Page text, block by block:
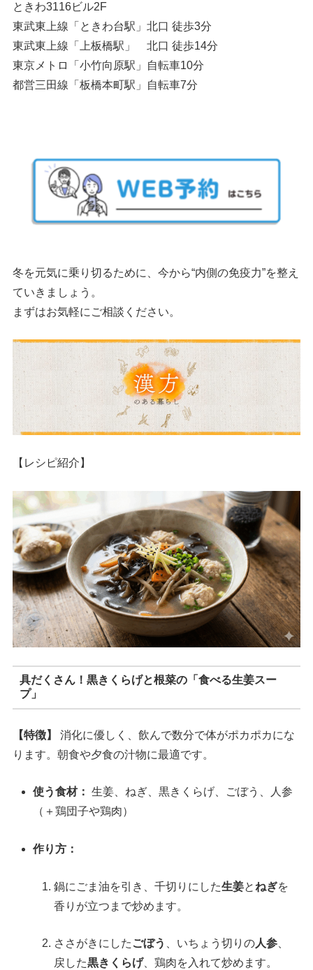
ときわ3116ビル2F
東武東上線「ときわ台駅」北口 徒歩3分
東武東上線「上板橋駅」 北口 徒歩14分
東京メトロ「小竹向原駅」自転車10分
都営三田線「板橋本町駅」自転車7分
冬を元気に乗り切るために、今から“内側の免疫力”を整え
ていきましょう。
まずはお気軽にご相談ください。
【レシピ紹介】
具だくさん！黒きくらげと根菜の「食べる生姜スー
プ」
【特徴】
消化に優しく、飲んで数分で体がポカポカにな
ります。朝食や夕食の汁物に最適です。
使う食材： 生姜、ねぎ、黒きくらげ、ごぼう、人参
（＋鶏団子や鶏肉）
作り方：
鍋にごま油を引き、千切りにした生姜と ねぎを
香りが立つまで炒めます。
ささがきにした ごぼう 、いちょう切りの人参、
戻した黒きくらげ、鶏肉を入れて炒めます。